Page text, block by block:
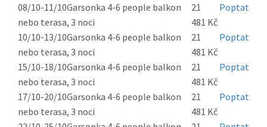
08/10-11/10Garsonka 4-6 people balkon
nebo terasa, 3 noci
21
481 Kč
Poptat
10/10-13/10Garsonka 4-6 people balkon
nebo terasa, 3 noci
21
481 Kč
Poptat
15/10-18/10Garsonka 4-6 people balkon
nebo terasa, 3 noci
21
481 Kč
Poptat
17/10-20/10Garsonka 4-6 people balkon
nebo terasa, 3 noci
21
481 Kč
Poptat